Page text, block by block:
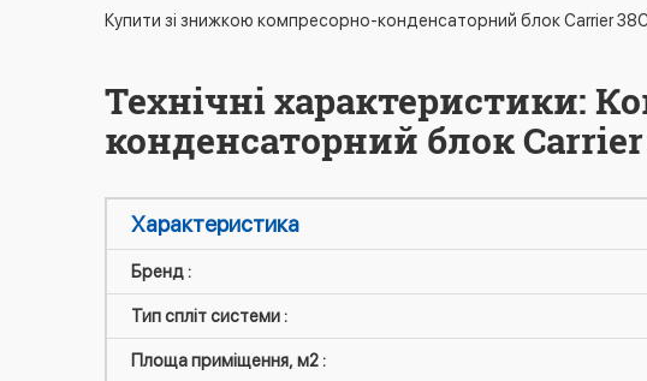
Купити зі знижкою компресорно-конденсаторний блок Carrier
Технічні характеристики:
конденсаторний блок Carrier
Характеристика
Бренд :
Тип спліт системи :
Площа приміщення, м2 :